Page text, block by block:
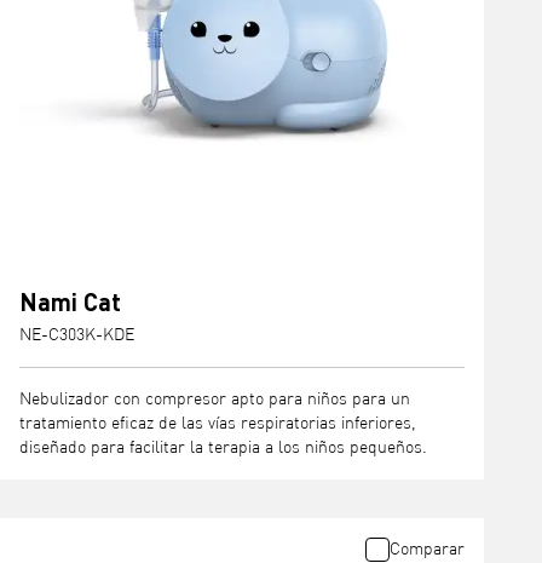
Nami Cat
NE-C303K-KDE
Nebulizador con compresor apto para niños para un
tratamiento eficaz de las vías respiratorias inferiores,
diseñado para facilitar la terapia a los niños pequeños.
Comparar